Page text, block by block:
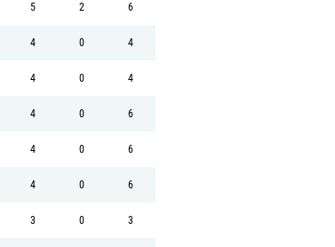
5 2 6
4 0 4
4 0 4
4 0 6
4 0 6
4 0 6
3 0 3